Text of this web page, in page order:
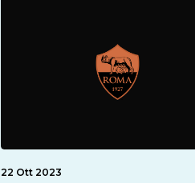
22 Ott 2023